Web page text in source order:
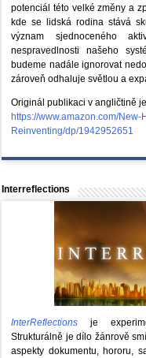
potenciál této velké změny a
kde se lidská rodina stává
význam sjednoceného
nespravedlnosti našeho
budeme nadále ignorovat
zároveň odhaluje světlou a
Originál publikaci v angličtině
https://www.amazon.com/
Reinventing/dp/1942952651
Interreflections
InterReflections je
Strukturálně je dílo žánrově
aspekty dokumentu, hororu,